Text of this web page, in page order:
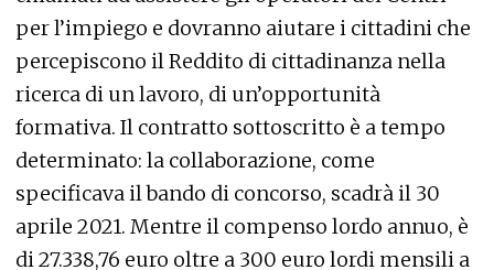
per l’impiego e dovranno aiutare i cittadini che
percepiscono il Reddito di cittadinanza nella
ricerca di un lavoro, di un’opportunità
formativa. Il contratto sottoscritto è a tempo
determinato: la collaborazione, come
specificava il bando di concorso, scadrà il 30
aprile 2021. Mentre il compenso lordo annuo, è
di 27.338,76 euro oltre a 300 euro lordi mensili a